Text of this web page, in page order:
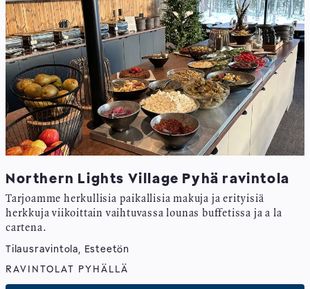
Northern Lights Village Pyhä ravintola
Tarjoamme herkullisia paikallisia makuja ja erityisiä
herkkuja viikoittain vaihtuvassa lounas buffetissa ja a la
cartena.
Tilausravintola, Esteetön
RAVINTOLAT PYHÄLLÄ